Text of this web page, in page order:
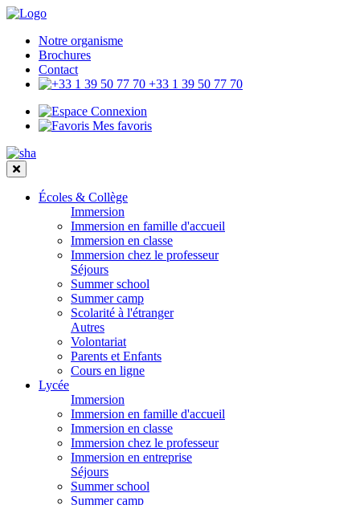
Notre organisme
Brochures
Contact
+33 1 39 50 77 70
Connexion
Mes favoris
Écoles & Collège
Immersion
Immersion en famille d'accueil
Immersion en classe
Immersion chez le professeur
Séjours
Summer school
Summer camp
Scolarité à l'étranger
Autres
Volontariat
Parents et Enfants
Cours en ligne
Lycée
Immersion
Immersion en famille d'accueil
Immersion en classe
Immersion chez le professeur
Immersion en entreprise
Séjours
Summer school
Summer camp